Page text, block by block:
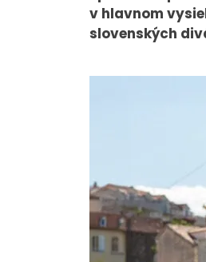
v hlavnom
slovenských